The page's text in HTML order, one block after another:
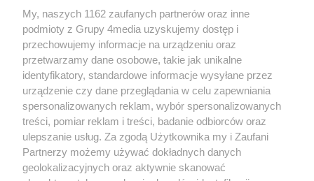
Kontakt Reklama Patronat
Dane firmowe
Regulamin serwisu i ogłoszeń drobnych
Regulamin konkursów
Polityka prywatności
Przetwarzanie danych osobowych
Zapisz się do newslettera
Dołącz do grona ludzi najlepiej poinformowanych!
Zapisz się »
My, naszych 1162 zaufanych partnerów oraz inne
podmioty z Grupy 4media uzyskujemy dostęp i
przechowujemy informacje na urządzeniu oraz
przetwarzamy dane osobowe, takie jak unikalne
identyfikatory, standardowe informacje wysyłane przez
urządzenie czy dane przeglądania w celu zapewniania
spersonalizowanych reklam, wybór spersonalizowanych
treści, pomiar reklam i treści, badanie odbiorców oraz
ulepszanie usług. Za zgodą Użytkownika my i Zaufani
Partnerzy możemy używać dokładnych danych
geolokalizacyjnych oraz aktywnie skanować